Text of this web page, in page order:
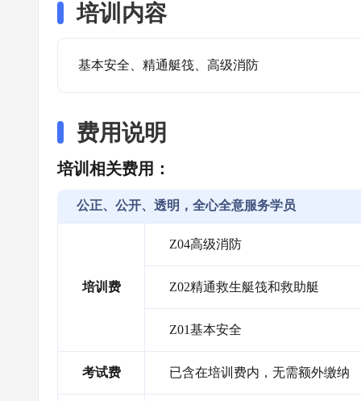
培训内容
基本安全、精通艇筏、高级消防
费用说明
培训相关费用：
公正、公开、透明，全心全意服务学员
培训费
Z04高级消防
Z02精通救生艇筏和救助艇
Z01基本安全
考试费 已含在培训费内，无需额外缴纳